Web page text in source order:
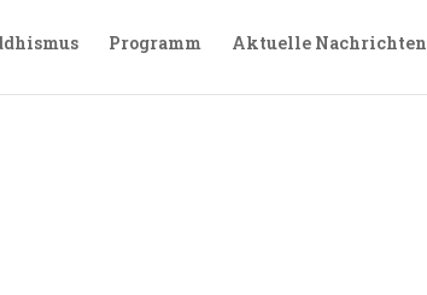
Programm Aktuelle Nachrichten